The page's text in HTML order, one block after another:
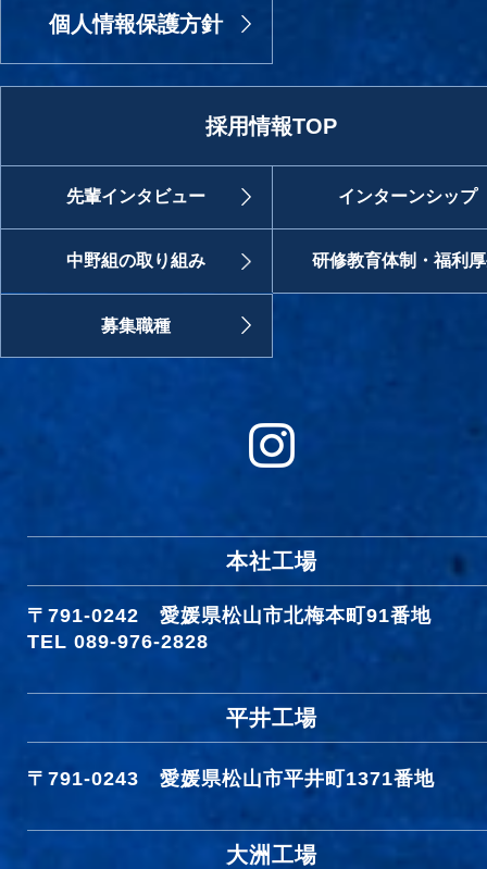
個人情報保護方針
採用情報TOP
先輩インタビュー インターンシップ
中野組の取り組み 研修教育体制・福利
募集職種
本社工場
〒791-0242 愛媛県松山市北梅本町91番地
TEL 089-976-2828
平井工場
〒791-0243 愛媛県松山市平井町1371番地
大洲工場